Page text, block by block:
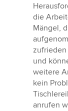
die
Mängel,
zufrieden
und
weitere
kein
anrufen